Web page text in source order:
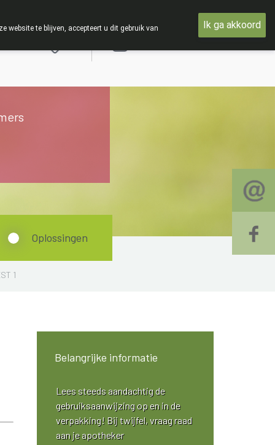
1
Oplossingen
Belangrijke informatie
Lees steeds aandachtig de
gebruiksaanwijzing op en in de
verpakking! Bij twijfel, vraag raad
aan je apotheker
website te blijven, accepteert u dit gebruik van
Ik ga akkoord